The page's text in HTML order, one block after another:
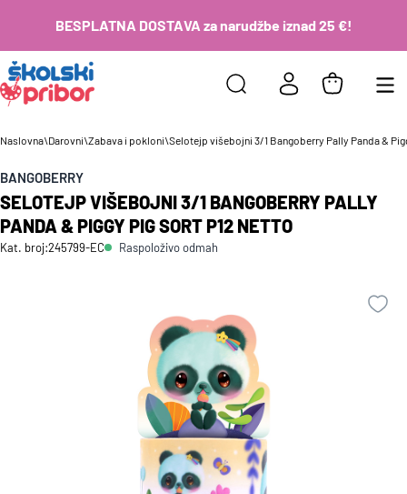
BESPLATNA DOSTAVA za narudžbe iznad 25 €!
Naslovna\Darovni\Zabava i pokloni\Selotejp višebojni 3/1 Bangoberry Pally Panda &
BANGOBERRY
SELOTEJP VIŠEBOJNI 3/1 BANGOBERRY PALLY
PANDA & PIGGY PIG SORT P12 NETTO
Kat. broj:245799-EC Raspoloživo odmah